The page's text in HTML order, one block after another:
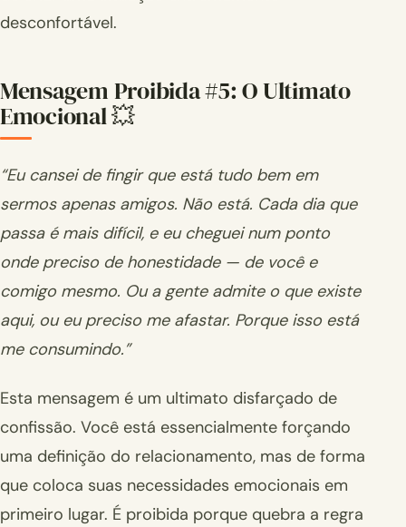
desconfortável.
Mensagem Proibida #5: O Ultimato
Emocional 💥
“Eu cansei de fingir que está tudo bem em
sermos apenas amigos. Não está. Cada dia que
passa é mais difícil, e eu cheguei num ponto
onde preciso de honestidade — de você e
comigo mesmo. Ou a gente admite o que existe
aqui, ou eu preciso me afastar. Porque isso está
me consumindo.”
Esta mensagem é um ultimato disfarçado de
confissão. Você está essencialmente forçando
uma definição do relacionamento, mas de forma
que coloca suas necessidades emocionais em
primeiro lugar. É proibida porque quebra a regra